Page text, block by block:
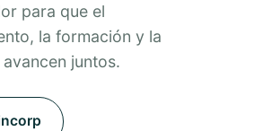
para que el
la formación y la
juntos.